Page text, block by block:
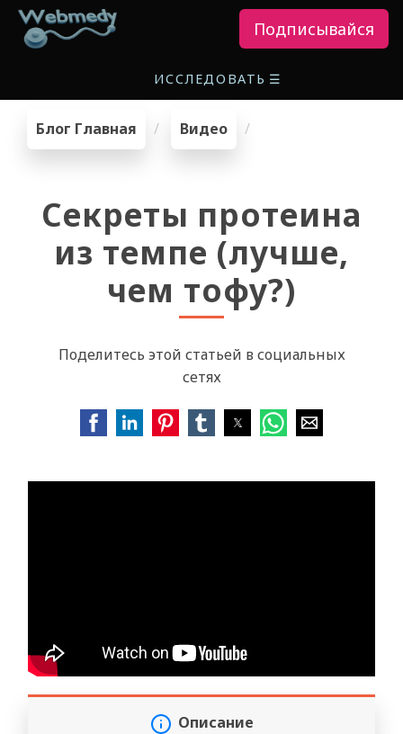
Подписывайся
ИССЛЕДОВАТЬ ☰
Блог Главная Видео
Секреты протеина
из темпе (лучше,
чем тофу?)
Поделитесь этой статьей в социальных
сетях
Описание